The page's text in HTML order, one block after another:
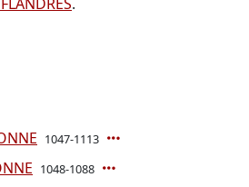
1047-1113
1048-1088